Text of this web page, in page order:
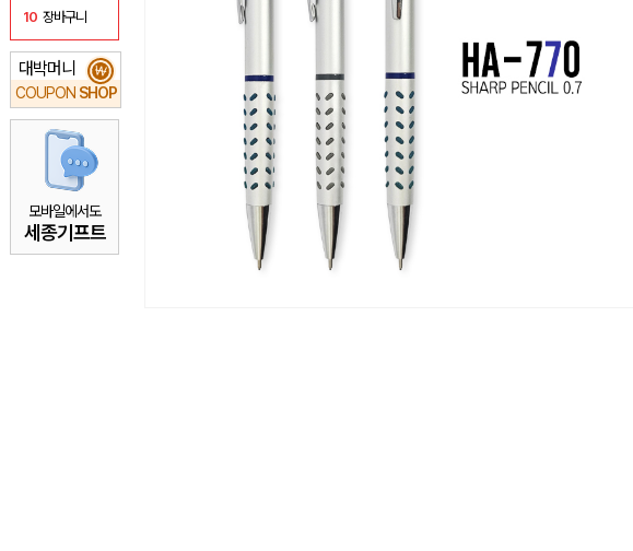
10 장바구니
대박머니
COUPON SHOP
₩
모바일에서도
세종기프트